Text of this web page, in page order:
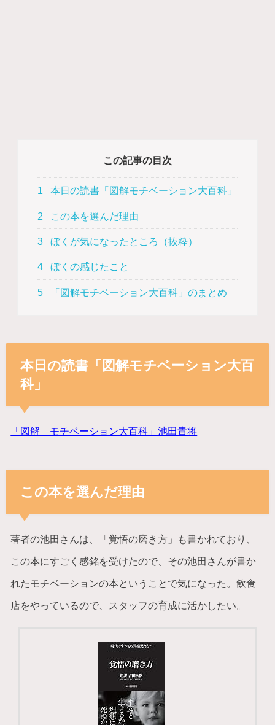
この記事の目次
1 本日の読書「図解モチベーション大百科」
2 この本を選んだ理由
3 ぼくが気になったところ（抜粋）
4 ぼくの感じたこと
5 「図解モチベーション大百科」のまとめ
本日の読書「図解モチベーション大百
科」
「図解 モチベーション大百科」池田貴将
この本を選んだ理由
著者の池田さんは、「覚悟の磨き方」も書かれており、
この本にすごく感銘を受けたので、その池田さんが書か
れたモチベーションの本ということで気になった。飲食
店をやっているので、スタッフの育成に活かしたい。